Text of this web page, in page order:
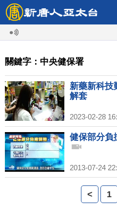
關鍵字：中央健保署
新藥新科技
解套
2023-02-28
健保部分負
2013-07-24
< 1